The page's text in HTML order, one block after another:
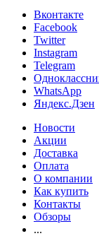
Вконтакте
Facebook
Twitter
Instagram
Telegram
WhatsApp
Яндекс.Дзен
Новости
Акции
Доставка
Оплата
О компании
Как купить
Контакты
Обзоры
...